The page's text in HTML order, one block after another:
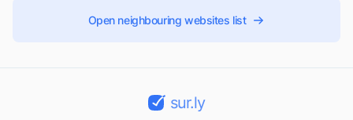
Open neighbouring websites list
sur.ly